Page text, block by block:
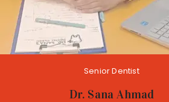
Senior Dentist
Dr. Sana Ahmad